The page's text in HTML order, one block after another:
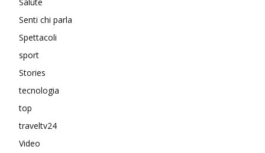
Senti chi parla
Spettacoli
sport
Stories
tecnologia
top
traveltv24
Video